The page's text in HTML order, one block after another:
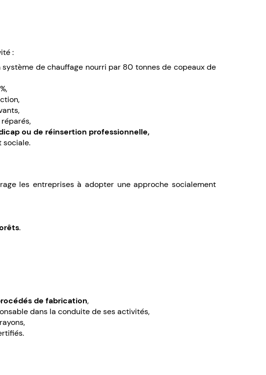
:
de chauffage nourri par 80 tonnes de copeaux de
ou de réinsertion professionnelle,
sociale.
les entreprises à adopter une approche socialement
.
de fabrication,
dans la conduite de ses activités,